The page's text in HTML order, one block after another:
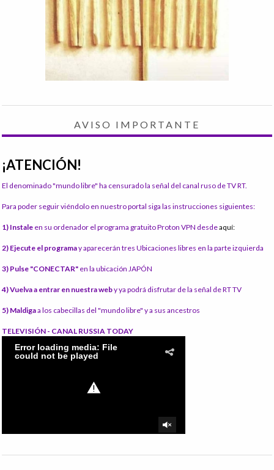
AVISO IMPORTANTE
¡ATENCIÓN!
El denominado "mundo libre" ha censurado la señal del canal ruso de TV RT.
Para poder seguir viéndolo en nuestro portal siga las instrucciones siguientes:
1) Instale en su ordenador el programa gratuito Proton VPN desdeaquí:
2) Ejecute el programay aparecerán tres Ubicaciones libres en la parte izquierda
3) Pulse "CONECTAR" en la ubicación JAPÓN
4) Vuelva a entrar en nuestra weby ya podrá disfrutar de la señal de RT TV
5) Maldigaa los cabecillas del "mundo libre" y a sus ancestros
TELEVISIÓN - CANAL RUSSIA TODAY